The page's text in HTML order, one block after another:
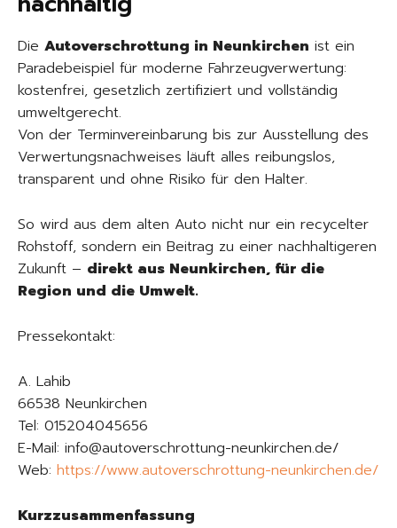
Die Autoverschrottung in Neunkirchen ist ein
Paradebeispiel für moderne Fahrzeugverwertung:
kostenfrei, gesetzlich zertifiziert und vollständig
umweltgerecht.
Von der Terminvereinbarung bis zur Ausstellung des
Verwertungsnachweises läuft alles reibungslos,
transparent und ohne Risiko für den Halter.
So wird aus dem alten Auto nicht nur ein recycelter
Rohstoff, sondern ein Beitrag zu einer nachhaltigeren
Zukunft – direkt aus Neunkirchen, für die
Region und die Umwelt.
Pressekontakt:
A. Lahib
66538 Neunkirchen
Tel: 015204045656
E-Mail: info@autoverschrottung-neunkirchen.de/
Web: https://www.autoverschrottung-neunkirchen.de/
Kurzzusammenfassung